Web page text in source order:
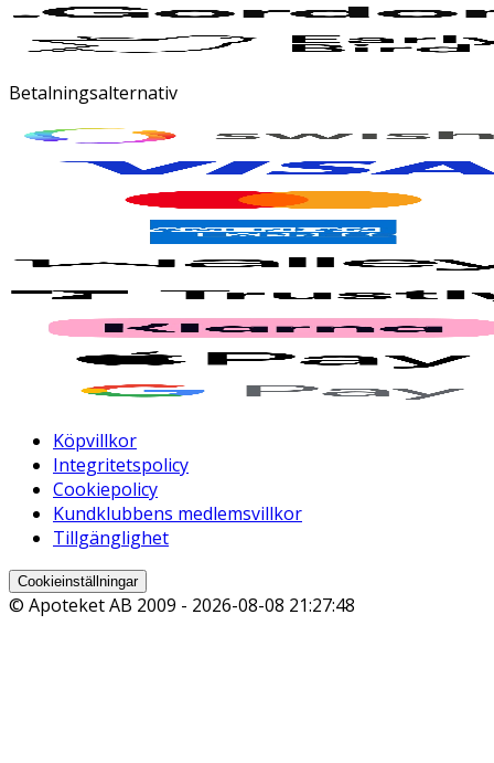
Betalningsalternativ
Köpvillkor
Integritetspolicy
Cookiepolicy
Kundklubbens medlemsvillkor
Tillgänglighet
Cookieinställningar
© Apoteket AB 2009 - 2026-08-08 21:27:48